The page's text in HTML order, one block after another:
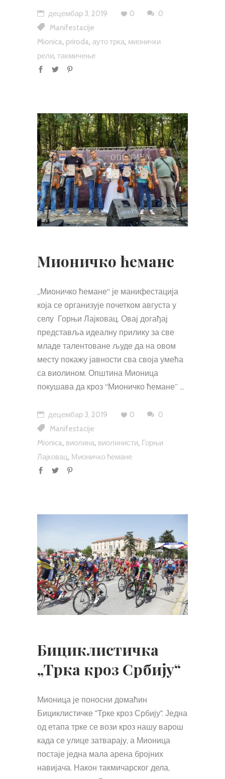
децембар 3, 2019 0
0
Manifestacije
Mionica, priroda, ауто трка, мионички
рели, такмичење
Мионичко ћемане
„Мионичко ћемане“ је манифестација
која се организује почетком августа у
селу Горњи Лајковац. Овај догађај
представља идеалну прилику за све
младе талентоване људе да на овом
месту покажу јавности сва своја умећа
са виолином. Општина Мионица
покушава да кроз “Мионичко ћемане”
децембар 3, 2019 0
0
Manifestacije
Mionica, виолина, виолинисти, Горњи
Лајковац, Мионичко ћемане
Бициклистичка
„Трка кроз Србију“
Мионица је поносни домаћин
Бициклистичке "Трке кроз Србију". Једна
од етапа трке се вози кроз нашу варош
када се улице затварају, а Мионица
постаје једна мала арена бројних
навијача. Након такмичарског дела,